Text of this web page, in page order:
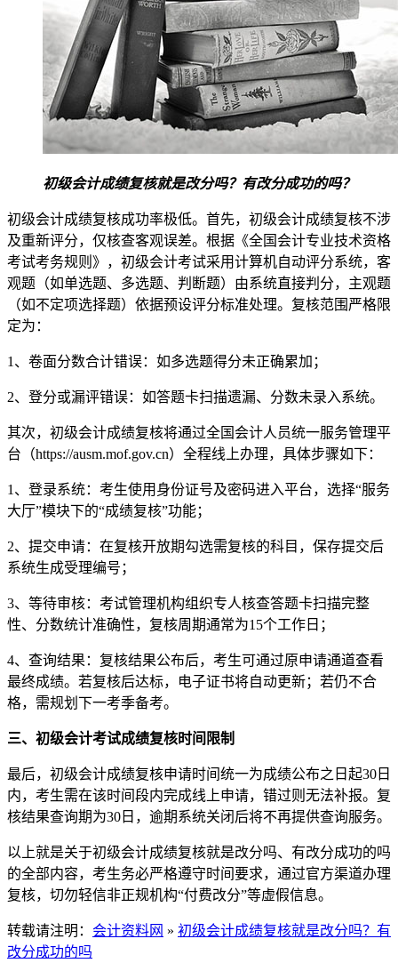
初级会计成绩复核就是改分吗？有改分成功的吗？
初级会计成绩复核成功率极低。首先，初级会计成绩复核不涉
及重新评分，仅核查客观误差。根据《全国会计专业技术资格
考试考务规则》，初级会计考试采用计算机自动评分系统，客
观题（如单选题、多选题、判断题）由系统直接判分，主观题
（如不定项选择题）依据预设评分标准处理。复核范围严格限
定为：
1、卷面分数合计错误：如多选题得分未正确累加；
2、登分或漏评错误：如答题卡扫描遗漏、分数未录入系统。
其次，初级会计成绩复核将通过全国会计人员统一服务管理平
台（https://ausm.mof.gov.cn）全程线上办理，具体步骤如下：
1、登录系统：考生使用身份证号及密码进入平台，选择“服务
大厅”模块下的“成绩复核”功能；
2、提交申请：在复核开放期勾选需复核的科目，保存提交后
系统生成受理编号；
3、等待审核：考试管理机构组织专人核查答题卡扫描完整
性、分数统计准确性，复核周期通常为15个工作日；
4、查询结果：复核结果公布后，考生可通过原申请通道查看
最终成绩。若复核后达标，电子证书将自动更新；若仍不合
格，需规划下一考季备考。
三、初级会计考试成绩复核时间限制
最后，初级会计成绩复核申请时间统一为成绩公布之日起30日
内，考生需在该时间段内完成线上申请，错过则无法补报。复
核结果查询期为30日，逾期系统关闭后将不再提供查询服务。
以上就是关于初级会计成绩复核就是改分吗、有改分成功的吗
的全部内容，考生务必严格遵守时间要求，通过官方渠道办理
复核，切勿轻信非正规机构“付费改分”等虚假信息。
转载请注明： 会计资料网 » 初级会计成绩复核就是改分吗？有
改分成功的吗